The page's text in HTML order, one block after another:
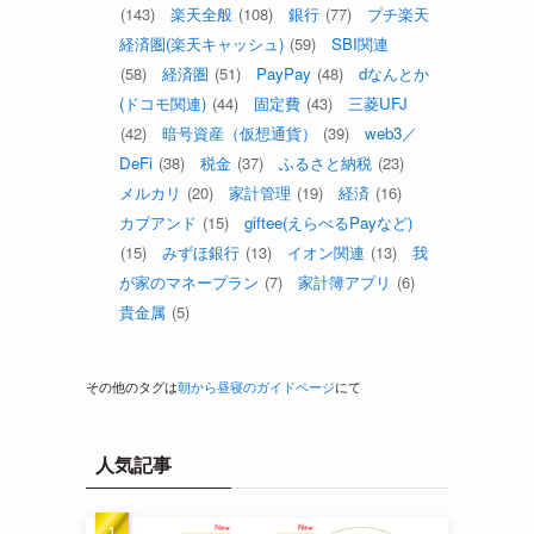
(143) 楽天全般 (108) 銀行 (77)
プチ楽天
経済圏(楽天キャッシュ) (59)
SBI関連
(58)
経済圏 (51) PayPay (48)
dなんとか
(ドコモ関連) (44) 固定費 (43)
三菱UFJ
(42)
暗号資産（仮想通貨） (39)
web3／
DeFi (38) 税金 (37) ふるさと納税 (23)
メルカリ (20) 家計管理 (19) 経済 (16)
カブアンド (15)
giftee(えらべるPayなど)
(15)
みずほ銀行 (13) イオン関連 (13)
我
が家のマネープラン (7) 家計簿アプリ (6)
貴金属 (5)
その他のタグは朝から昼寝のガイドページにて
人気記事